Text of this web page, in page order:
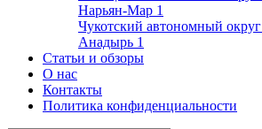
Нарьян-Мар 1
Чукотский автономный округ
Анадырь 1
Статьи и обзоры
О нас
Контакты
Политика конфиденциальности